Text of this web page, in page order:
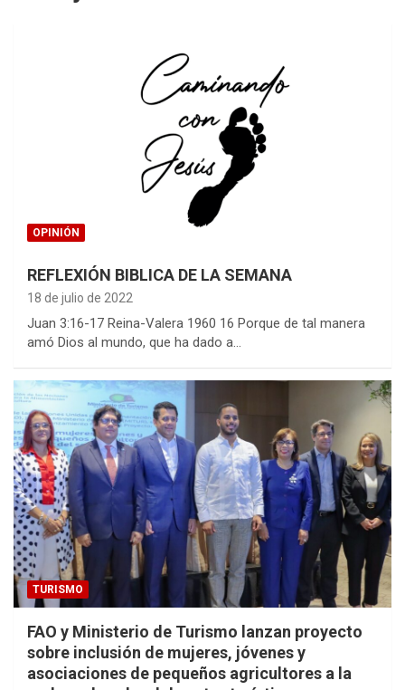
OPINIÓN
REFLEXIÓN BIBLICA DE LA SEMANA
18 de julio de 2022
Juan 3:16-17 Reina-Valera 1960 16 Porque de tal manera
amó Dios al mundo, que ha dado a…
TURISMO
FAO y Ministerio de Turismo lanzan proyecto
sobre inclusión de mujeres, jóvenes y
asociaciones de pequeños agricultores a la